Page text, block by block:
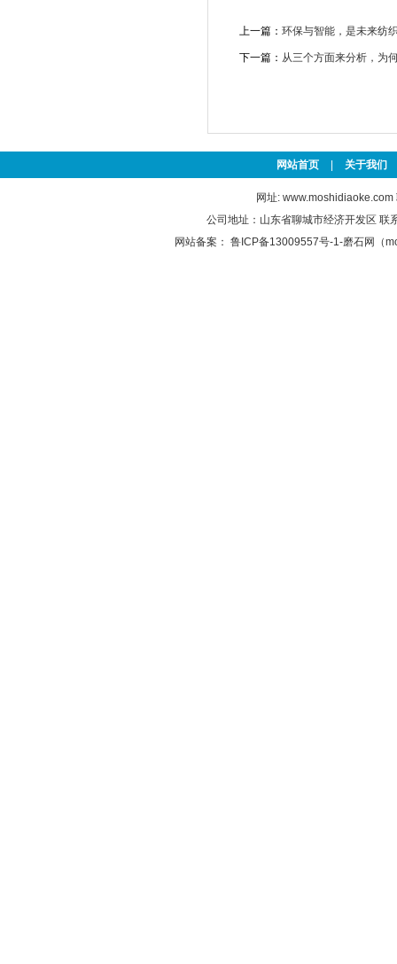
上一篇： 环保与智能，是未来纺
下一篇： 从三个方面来分析，为
网站首页 关于我们
网址: www.moshidiaoke.com
公司地址：山东省聊城市经济开发区
网站备案： 鲁ICP备13009557号-1-磨石网（